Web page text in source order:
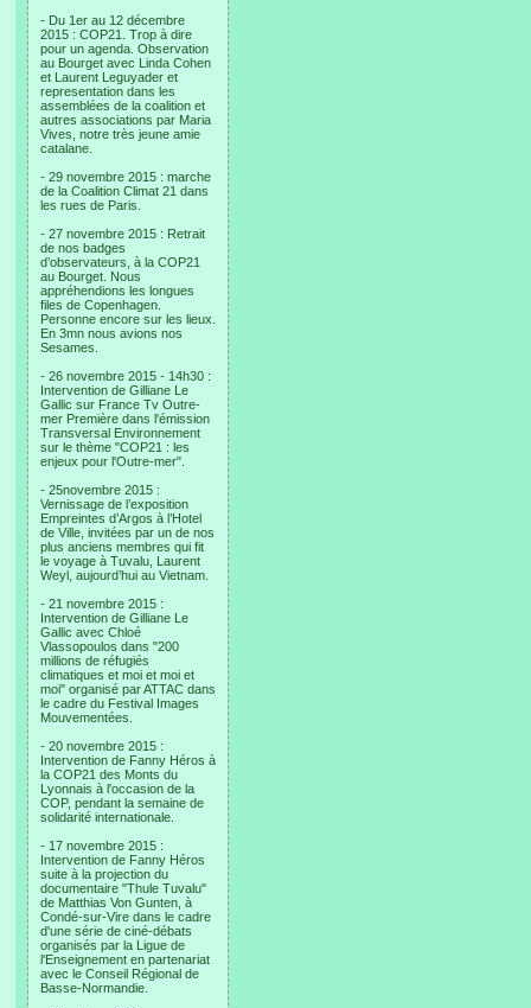
- Du 1er au 12 décembre
2015 : COP21. Trop à dire
pour un agenda. Observation
au Bourget avec Linda Cohen
et Laurent Leguyader et
representation dans les
assemblées de la coalition et
autres associations par Maria
Vives, notre très jeune amie
catalane.
- 29 novembre 2015 : marche
de la Coalition Climat 21 dans
les rues de Paris.
- 27 novembre 2015 : Retrait
de nos badges
d’observateurs, à la COP21
au Bourget. Nous
appréhendions les longues
files de Copenhagen.
Personne encore sur les lieux.
En 3mn nous avions nos
Sesames.
- 26 novembre 2015 - 14h30 :
Intervention de Gilliane Le
Gallic sur France Tv Outre-
mer Première dans l'émission
Transversal Environnement
sur le thème "COP21 : les
enjeux pour l'Outre-mer".
- 25novembre 2015 :
Vernissage de l’exposition
Empreintes d’Argos à l’Hotel
de Ville, invitées par un de nos
plus anciens membres qui fit
le voyage à Tuvalu, Laurent
Weyl, aujourd’hui au Vietnam.
- 21 novembre 2015 :
Intervention de Gilliane Le
Gallic avec Chloé
Vlassopoulos dans "200
millions de réfugiés
climatiques et moi et moi et
moi" organisé par ATTAC dans
le cadre du Festival Images
Mouvementées.
- 20 novembre 2015 :
Intervention de Fanny Héros à
la COP21 des Monts du
Lyonnais à l'occasion de la
COP, pendant la semaine de
solidarité internationale.
- 17 novembre 2015 :
Intervention de Fanny Héros
suite à la projection du
documentaire "Thule Tuvalu"
de Matthias Von Gunten, à
Condé-sur-Vire dans le cadre
d'une série de ciné-débats
organisés par la Ligue de
l'Enseignement en partenariat
avec le Conseil Régional de
Basse-Normandie.